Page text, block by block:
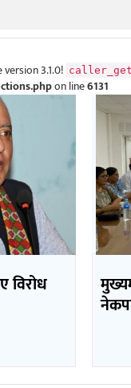
version 3.1.0!
on line6131
विरोध